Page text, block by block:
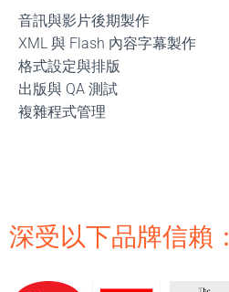
音訊與影片後期製作
XML 與 Flash 內容字幕製作
格式設定與排版
出版與 QA 測試
複雜程式管理
深受以下品牌信賴：